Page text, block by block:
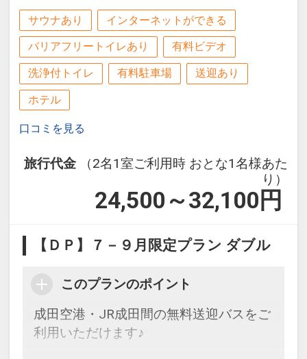
サウナあり インターネットができる
バリアフリートイレあり 有料ビデオ
洗浄付トイレ 有料駐車場 送迎あり
ホテル
口コミを見る
旅行代金
（2名1室ご利用時 おとな1名様あた
り）
24,500～32,100 円
【ＤＰ】７－９月限定プラン ダブル
このプランのポイント
成田空港・JR成田間の無料送迎バスをご
利用いただけます♪